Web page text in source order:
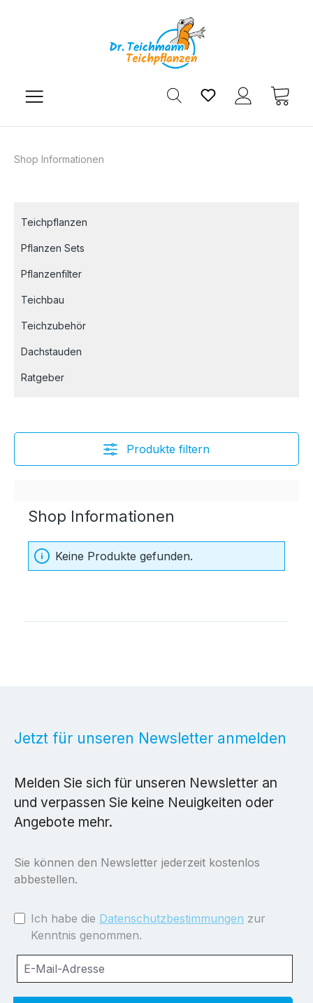
Du hast 0
Shop Informationen
Teichpflanzen
Pflanzen Sets
Pflanzenfilter
Teichbau
Teichzubehör
Dachstauden
Ratgeber
Produkte filtern
Shop Informationen
Keine Produkte gefunden.
Jetzt für unseren Newsletter anmelden
Melden Sie sich für unseren Newsletter an
und verpassen Sie keine Neuigkeiten oder
Angebote mehr.
Sie können den Newsletter jederzeit kostenlos
abbestellen.
Ich habe die Datenschutzbestimmungen zur
Kenntnis genommen.